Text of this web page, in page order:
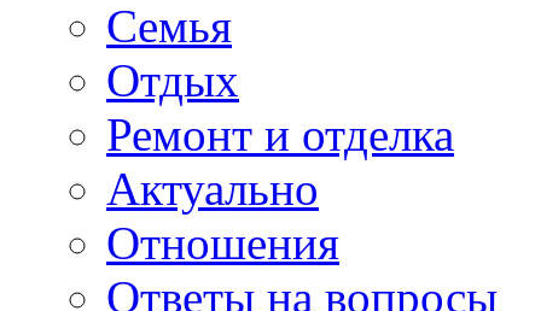
Семья
Отдых
Ремонт и отделка
Актуально
Отношения
Ответы на вопросы